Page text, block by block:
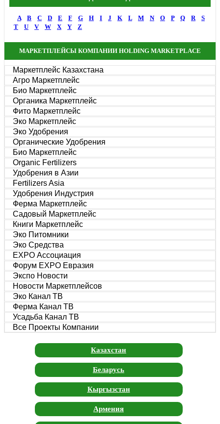
A B C D E F G H I J K L M N O P Q R
S
T
U V W X Y Z
МАРКЕТПЛЕЙСЫ КОМПАНИИ HOLDING MARKETPLACE
Маркетплейс Казахстана
Агро Маркетплейс
Био Маркетплейс
Органика Маркетплейс
Фито Маркетплейс
Эко Маркетплейс
Эко Удобрения
Органические Удобрения
Био Маркетплейс
Organic Fertilizers
Удобрения в Азии
Fertilizers Asia
Удобрения Индустрия
Ферма Маркетплейс
Садовый Маркетплейс
Книги Маркетплейс
Эко Питомники
Эко Средства
EXPO Ассоциация
Форум EXPO Евразия
Экспо Новости
Новости Маркетплейсов
Эко Канал ТВ
Ферма Канал ТВ
Усадьба Канал ТВ
Все Проекты Компании
Казахстан
Беларусь
Кыргызстан
Армения